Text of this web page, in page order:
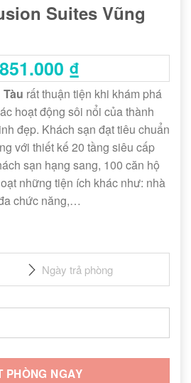
Suites Vũng
₫
rất thuận tiện khi khám phá
hoạt động sôi nổi của thành
đẹp. Khách sạn đạt tiêu chuẩn
với thiết kế 20 tầng siêu cấp
sạn hạng sang, 100 căn hộ
những tiện ích khác như: nhà
chức năng,…
PHÒNG NGAY